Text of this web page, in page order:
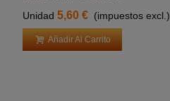
Unidad 5,60 € (impuestos excl.)
Añadir Al Carrito